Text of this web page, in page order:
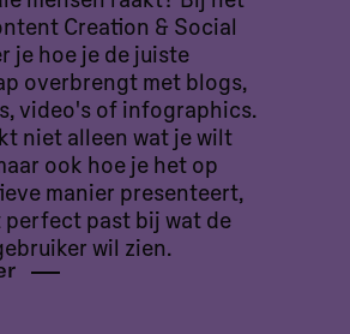
Creation & Social
je hoe je de juiste
overbrengt met blogs,
video's of infographics.
niet alleen wat je wilt
ook hoe je het op
manier presenteert,
perfect past bij wat de
wil zien.